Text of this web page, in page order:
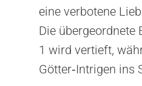
eine verbotene
Die übergeordnete
1 wird vertieft,
Götter‑Intrigen ins